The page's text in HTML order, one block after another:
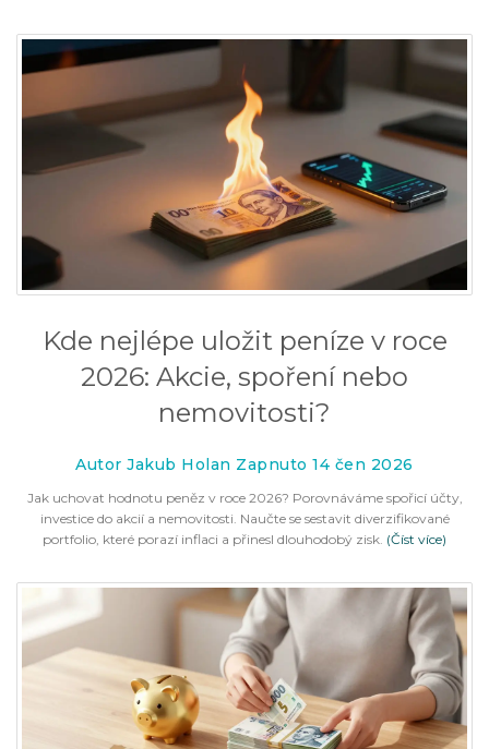
Kde nejlépe uložit peníze v roce
2026: Akcie, spoření nebo
nemovitosti?
Autor Jakub Holan Zapnuto 14 čen 2026
Jak uchovat hodnotu peněz v roce 2026? Porovnáváme spořicí účty,
investice do akcií a nemovitosti. Naučte se sestavit diverzifikované
portfolio, které porazí inflaci a přinesl dlouhodobý zisk. (Číst více)